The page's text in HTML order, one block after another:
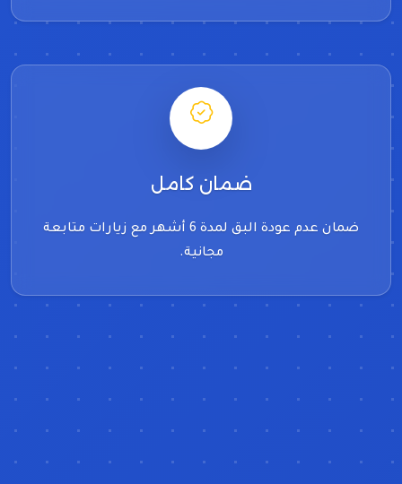
ضمان كامل
ضمان عدم عودة البق لمدة 6 أشهر مع زيارات متابعة
مجانية.